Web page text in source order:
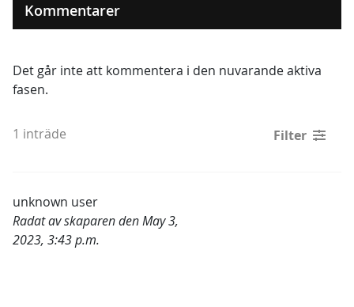
Kommentarer
Det går inte att kommentera i den nuvarande aktiva
fasen.
1 inträde Filter
unknown user
Radat av skaparen den May 3,
2023, 3:43 p.m.